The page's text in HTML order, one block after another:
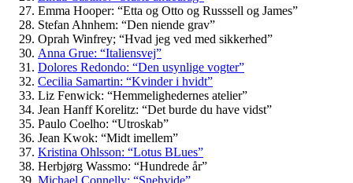
Emma Hooper: “Etta og Otto og Russsell og James”
Stefan Ahnhem: “Den niende grav”
Oprah Winfrey; “Hvad jeg ved med sikkerhed”
Anna Grue: “Italiensvej”
Dolores Redondo: “Den usynlige vogter”
Cecilia Samartin: “Kvinder i hvidt”
Liz Fenwick: “Hemmelighedernes atelier”
Jean Hanff Korelitz: “Det burde du have vidst”
Paulo Coelho: “Utroskab”
Jean Kwok: “Midt imellem”
Kristina Ohlsson: “Lotus BLues”
Herbjørg Wassmo: “Hundrede år”